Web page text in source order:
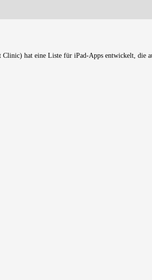
hat eine Liste für iPad-Apps entwickelt, die